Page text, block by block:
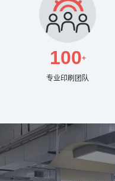
100+
专业印刷团队